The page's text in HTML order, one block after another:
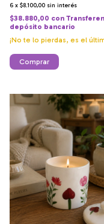
6 x $8.100,00 sin interés
$38.880,00 con
depósito bancario
¡No te lo pierdas, es el
Comprar